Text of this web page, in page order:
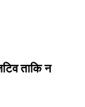
ताकि न